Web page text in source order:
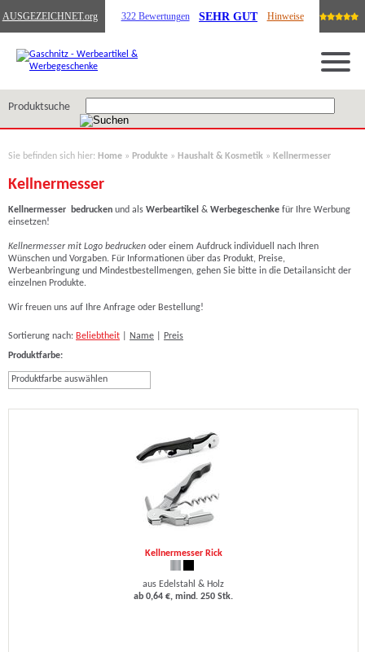
AUSGEZEICHNET.org 322 Bewertungen SEHR GUT Hinweise
Produktsuche
Sie befinden sich hier: Home » Produkte » Haushalt & Kosmetik » Kellnermesser
Kellnermesser
Kellnermesser bedrucken und als Werbeartikel & Werbegeschenke für Ihre Werbung
einsetzen!
Kellnermesser mit Logo bedrucken oder einem Aufdruck individuell nach Ihren
Wünschen und Vorgaben. Für Informationen über das Produkt, Preise,
Werbeanbringung und Mindestbestellmengen, gehen Sie bitte in die Detailansicht der
einzelnen Produkte.
Wir freuen uns auf Ihre Anfrage oder Bestellung!
Sortierung nach: Beliebtheit Name
Preis
Produktfarbe:
Produktfarbe auswählen
Kellnermesser Rick
aus Edelstahl & Holz
ab 0,64 €, mind. 250 Stk.